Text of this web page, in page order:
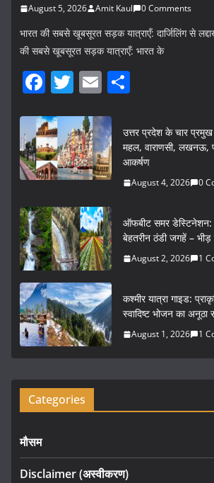
August 5, 2026 Amit Kaul 0 Comments
भारत की सबसे खूबसूरत सड़क यात्राएँ: दार्जिलिंग से
की सबसे खूबसूरत सड़क यात्राएँ: भारत के
F
c
e
b
o
k
T
itt
er
E
ai
l
ar
e
उत्तर प्रदेश के चार
महल, वाराणसी, लखनऊ,
आकर्षण
August 4, 2026 0
ऑफबीट समर डेस्टिनेशन:
बेहतरीन ठंडी जगहें –
August 2, 2026 1
कश्मीर यात्रा गाइड:
स्वादिष्ट भोजन का अनूठा
August 1, 2026 1
Categories
मौसम
Disclaimer (अस्वीकरण)